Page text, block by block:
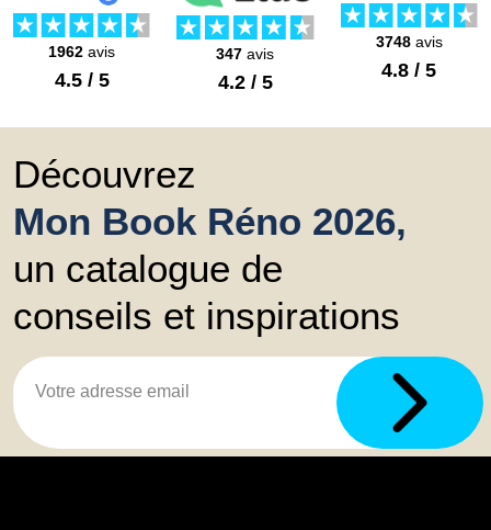
1962 avis
4.5 / 5
347 avis
4.2 / 5
3748avis
4.8 / 5
Découvrez
Mon Book Réno 2026,
un catalogue de
conseils et inspirations